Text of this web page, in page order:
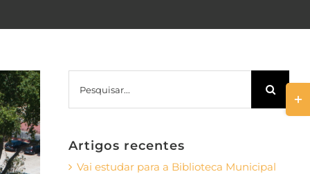
Artigos recentes
Vai estudar para a Biblioteca Municipal